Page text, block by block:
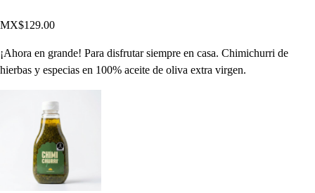
MX$129.00
¡Ahora en grande! Para disfrutar siempre en casa. Chimichurri de
hierbas y especias en 100% aceite de oliva extra virgen.